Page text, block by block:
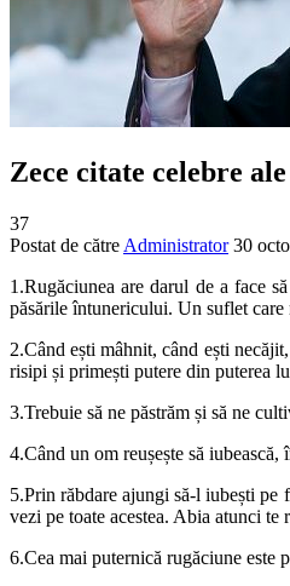
Zece citate celebre
37
Postat de către Administrator 30
1.Rugăciunea are darul de a face
păsările întunericului. Un suflet care
2.Când ești mâhnit, când ești
risipi și primești putere din puterea
3.Trebuie să ne păstrăm și să ne
4.Când un om reușește să
5.Prin răbdare ajungi să‑l iubești pe
vezi pe toate acestea. Abia atunci te
6.Cea mai puternică rugăciune este